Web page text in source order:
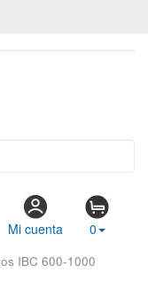
Mi cuenta 0
IBC 600-1000